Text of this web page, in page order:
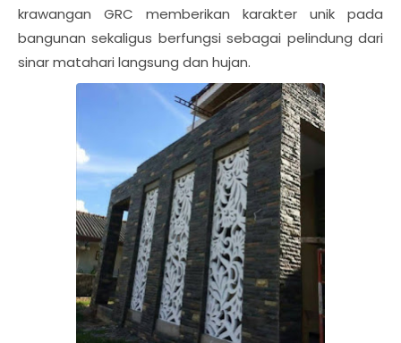
krawangan GRC memberikan karakter unik pada
bangunan sekaligus berfungsi sebagai pelindung dari
sinar matahari langsung dan hujan.